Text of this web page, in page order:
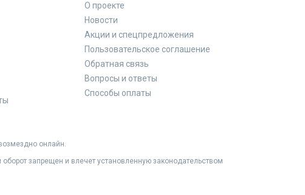
О проекте
Новости
Акции и спецпредложения
Пользовательское соглашение
Обратная связь
Вопросы и ответы
Способы оплаты
онлайн.
запрещен и влечет установленную законодательством